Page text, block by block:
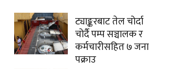
ट्याङ्करबाट तेल चोर्दा
चोर्दै पम्प सञ्चालक र
कर्मचारीसहित ७ जना
पक्राउ